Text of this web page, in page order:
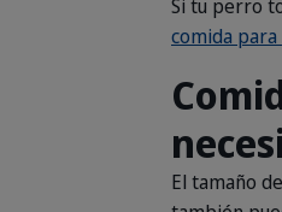
Si tu perro
comida
El tamaño